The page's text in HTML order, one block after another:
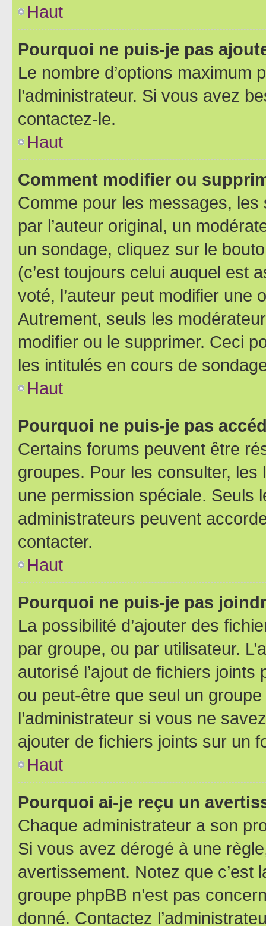
Haut
Pourquoi ne puis-je pas
Le nombre d’options maximum
l’administrateur. Si vous avez
contactez-le.
Haut
Comment modifier ou
Comme pour les messages,
par l’auteur original, un
un sondage, cliquez sur le
(c’est toujours celui auquel est
voté, l’auteur peut modifier une
Autrement, seuls les
modifier ou le supprimer. Ceci
les intitulés en cours de
Haut
Pourquoi ne puis-je pas
Certains forums peuvent être
groupes. Pour les consulter,
une permission spéciale. Seuls
administrateurs peuvent
contacter.
Haut
Pourquoi ne puis-je pas
La possibilité d’ajouter des
par groupe, ou par utilisateur.
autorisé l’ajout de fichiers
ou peut-être que seul un
l’administrateur si vous ne
ajouter de fichiers joints sur un
Haut
Pourquoi ai-je reçu un
Chaque administrateur a son
Si vous avez dérogé à une
avertissement. Notez que c’est
groupe phpBB n’est pas
donné. Contactez